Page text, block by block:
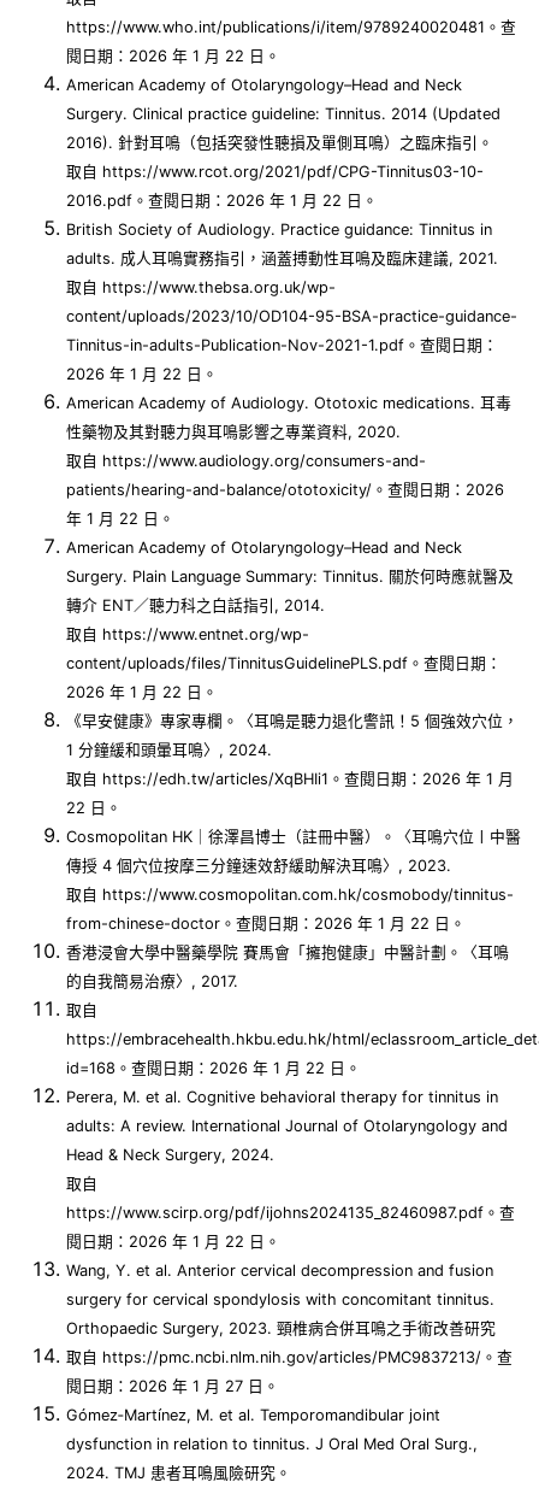
https://www.who.int/publications/i/item/9789240020481。查
閱日期：2026 年 1 月 22 日。
American Academy of Otolaryngology–Head and Neck
Surgery. Clinical practice guideline: Tinnitus. 2014 (Updated
2016). 針對耳鳴（包括突發性聽損及單側耳鳴）之臨床指引。
取自 https://www.rcot.org/2021/pdf/CPG-Tinnitus03-10-
2016.pdf。查閱日期：2026 年 1 月 22 日。
British Society of Audiology. Practice guidance: Tinnitus in
adults. 成人耳鳴實務指引，涵蓋搏動性耳鳴及臨床建議, 2021.
取自 https://www.thebsa.org.uk/wp-
content/uploads/2023/10/OD104-95-BSA-practice-guidance-
Tinnitus-in-adults-Publication-Nov-2021-1.pdf。查閱日期：
2026 年 1 月 22 日。
American Academy of Audiology. Ototoxic medications. 耳毒
性藥物及其對聽力與耳鳴影響之專業資料, 2020.
取自 https://www.audiology.org/consumers-and-
patients/hearing-and-balance/ototoxicity/。查閱日期：2026
年 1 月 22 日。
American Academy of Otolaryngology–Head and Neck
Surgery. Plain Language Summary: Tinnitus. 關於何時應就醫及
轉介 ENT／聽力科之白話指引, 2014.
取自 https://www.entnet.org/wp-
content/uploads/files/TinnitusGuidelinePLS.pdf。查閱日期：
2026 年 1 月 22 日。
《早安健康》專家專欄。〈耳鳴是聽力退化警訊！5 個強效穴位，
1 分鐘緩和頭暈耳鳴〉, 2024.
取自 https://edh.tw/articles/XqBHIi1。查閱日期：2026 年 1 月
22 日。
Cosmopolitan HK｜徐澤昌博士（註冊中醫）。〈耳鳴穴位〡中醫
傳授 4 個穴位按摩三分鐘速效舒緩助解決耳鳴〉, 2023.
取自 https://www.cosmopolitan.com.hk/cosmobody/tinnitus-
from-chinese-doctor。查閱日期：2026 年 1 月 22 日。
香港浸會大學中醫藥學院 賽馬會「擁抱健康」中醫計劃。〈耳鳴
的自我簡易治療〉, 2017.
取自
https://embracehealth.hkbu.edu.hk/html/
id=168。查閱日期：2026 年 1 月 22 日。
Perera, M. et al. Cognitive behavioral therapy for tinnitus in
adults: A review. International Journal of Otolaryngology and
Head & Neck Surgery, 2024.
取自
https://www.scirp.org/pdf/ijohns2024135_82460987.pdf。查
閱日期：2026 年 1 月 22 日。
Wang, Y. et al. Anterior cervical decompression and fusion
surgery for cervical spondylosis with concomitant tinnitus.
Orthopaedic Surgery, 2023. 頸椎病合併耳鳴之手術改善研究
取自 https://pmc.ncbi.nlm.nih.gov/articles/PMC9837213/。查
閱日期：2026 年 1 月 27 日。
Gómez‑Martínez, M. et al. Temporomandibular joint
dysfunction in relation to tinnitus. J Oral Med Oral Surg.,
2024. TMJ 患者耳鳴風險研究。